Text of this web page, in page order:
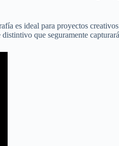
es ideal para proyectos creativos
que seguramente